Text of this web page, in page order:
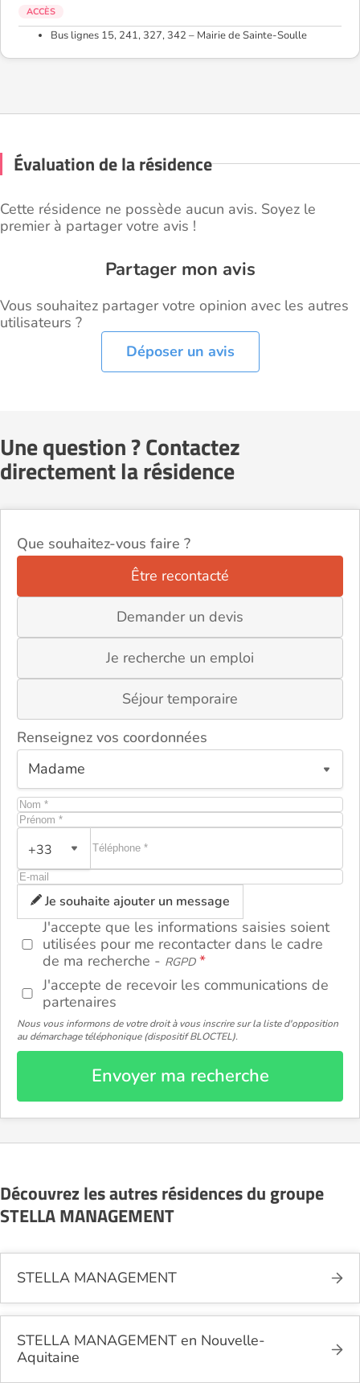
ACCÈS
Bus lignes 15, 241, 327, 342 – Mairie de Sainte-Soulle
Évaluation de la résidence
Cette résidence ne possède aucun avis. Soyez le
premier à partager votre avis !
Partager mon avis
Vous souhaitez partager votre opinion avec les autres
utilisateurs ?
Déposer un avis
Une question ? Contactez
directement la résidence
Que souhaitez-vous faire ?
Être recontacté
Demander un devis
Je recherche un emploi
Séjour temporaire
Renseignez vos coordonnées
+33
Je souhaite ajouter un message
J'accepte que les informations saisies soient
utilisées pour me recontacter dans le cadre
de ma recherche - RGPD
J'accepte de recevoir les communications de
partenaires
Nous vous informons de votre droit à vous inscrire sur la liste d'opposition
au démarchage téléphonique (dispositif BLOCTEL).
Envoyer ma recherche
ou
Découvrez les autres résidences du groupe
STELLA MANAGEMENT
STELLA MANAGEMENT
STELLA MANAGEMENT en Nouvelle-
Aquitaine